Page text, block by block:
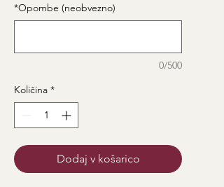
*Opombe (neobvezno)
0/500
Količina *
Dodaj v košarico